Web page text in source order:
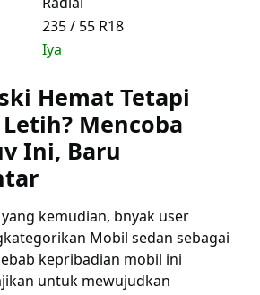
235 / 55 R18
Iya
Hemat Tetapi
Mencoba
Ini, Baru
kemudian, bnyak user
Mobil sedan sebagai
kepribadian mobil ini
untuk mewujudkan